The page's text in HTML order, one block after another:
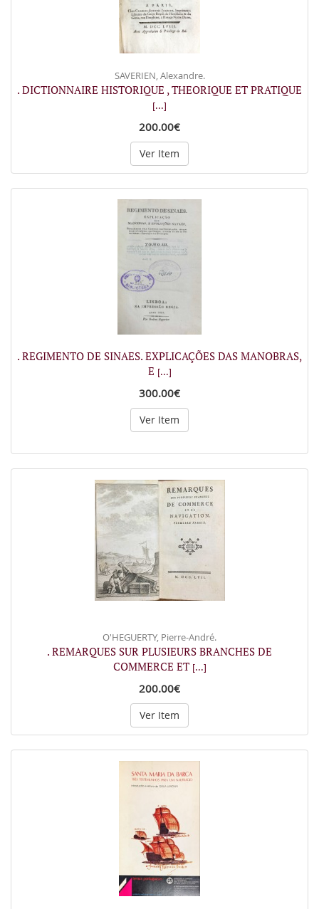
SAVERIEN, Alexandre.
. DICTIONNAIRE HISTORIQUE , THEORIQUE ET PRATIQUE
[...]
200.00€
Ver Item
. REGIMENTO DE SINAES. EXPLICAÇÕES DAS MANOBRAS,
E [...]
300.00€
Ver Item
O'HEGUERTY, Pierre-André.
. REMARQUES SUR PLUSIEURS BRANCHES DE
COMMERCE ET [...]
200.00€
Ver Item